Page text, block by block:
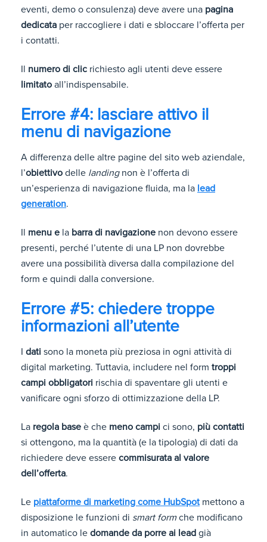
eventi, demo o consulenza) deve avere una pagina
dedicata per raccogliere i dati e sbloccare l’offerta per
i contatti.
Il numero di clic richiesto agli utenti deve essere
limitato all’indispensabile.
Errore #4: lasciare attivo il
menu di navigazione
A differenza delle altre pagine del sito web aziendale,
l’obiettivo delle landingnon è l’offerta di
un’esperienza di navigazione fluida, ma la lead
generation.
Il menu e la barra di navigazione non devono essere
presenti, perché l’utente di una LP non dovrebbe
avere una possibilità diversa dalla compilazione del
form e quindi dalla conversione.
Errore #5: chiedere troppe
informazioni all’utente
I dati sono la moneta più preziosa in ogni attività di
digital marketing. Tuttavia, includere nel form troppi
campi obbligatori rischia di spaventare gli utenti e
vanificare ogni sforzo di ottimizzazione della LP.
La regola base è che meno campi ci sono, più contatti
si ottengono, ma la quantità (e la tipologia) di dati da
richiedere deve essere commisurata al valore
dell’offerta.
Le piattaforme di marketing come HubSpotmettono a
disposizione le funzioni di smart formche modificano
in automatico le domande da porre ai lead già